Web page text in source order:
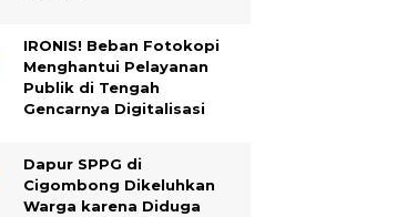
IRONIS! Beban Fotokopi
Menghantui Pelayanan
Publik di Tengah
Gencarnya Digitalisasi
Dapur SPPG di
Cigombong Dikeluhkan
Warga karena Diduga